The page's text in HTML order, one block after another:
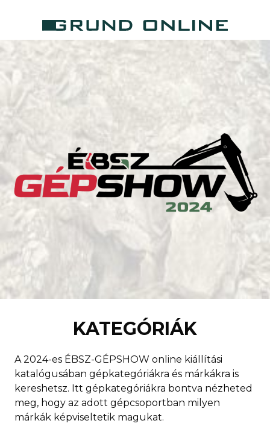
KATEGÓRIÁK
A 2024-es ÉBSZ-GÉPSHOW online kiállítási
katalógusában gépkategóriákra és márkákra is
kereshetsz. Itt gépkategóriákra bontva nézheted
meg, hogy az adott gépcsoportban milyen
márkák képviseltetik magukat.